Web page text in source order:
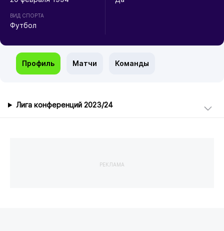
ВИД СПОРТА
Футбол
Профиль Матчи Команды
Лига конференций 2023/24
РЕКЛАМА